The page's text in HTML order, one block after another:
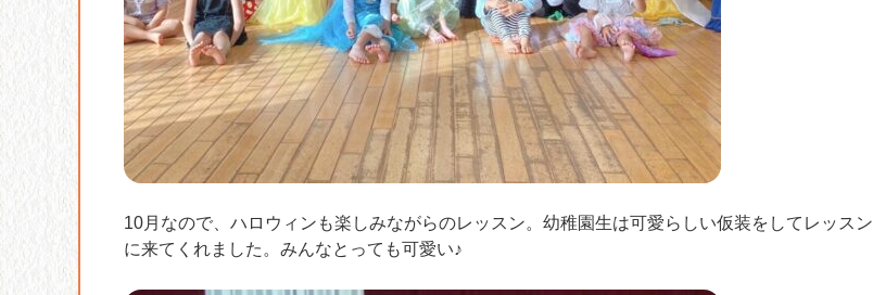
10月なので、ハロウィンも楽しみながらのレッスン。幼稚園生は可愛らしい仮装をしてレッスン
に来てくれました。みんなとっても可愛い♪